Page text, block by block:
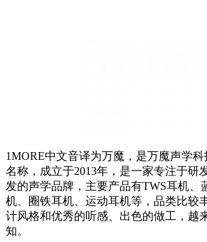
1MORE中文音译为万魔，是万魔声学
名称，成立于2013年，是一家专注于研
发的声学品牌，主要产品有TWS耳机、
机、圈铁耳机、运动耳机等，品类比较
计风格和优秀的听感、出色的做工，越
知。